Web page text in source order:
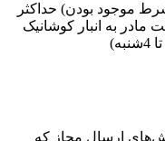
موجود بودن) حداکثر
مادر به انبار کوشانیک
ارسال مجاز که